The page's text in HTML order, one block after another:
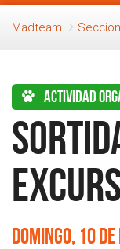
Madteam
Actividad
Domingo, 10